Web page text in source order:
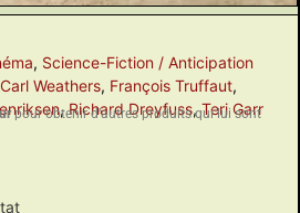
, Science-Fiction / Anticipation
Carl Weathers, François Truffaut,
,Richard Dreyfuss,Teri Garr
pour obtenir d’autres produits qui lui sont